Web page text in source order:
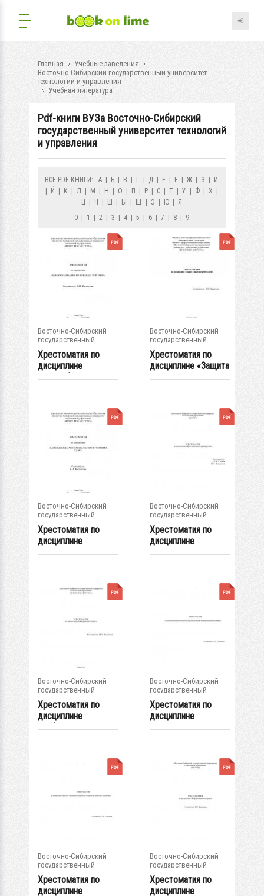
Главная
Учебные заведения
Восточно-Сибирский государственный университет
технологий и управления
Учебная литература
Pdf-книги ВУЗа Восточно-Сибирский
государственный университет технологий
и управления
ВСЕ PDF-КНИГИ: А Б В Г Д Е Ё Ж З
И
Й К Л М Н О П Р С Т У Ф Х
Ц
Ч Ш Ы Щ Э Ю
Я
0
1 2 3 4 5 6 7 8 9
Восточно-Сибирский
государственный
университет...
Хрестоматия по
дисциплине
"Ценообразование
Восточно-Сибирский
государственный
университет...
Хрестоматия по
дисциплине «Защита
прав...
Восточно-Сибирский
государственный
университет...
Хрестоматия по
дисциплине
"Таможенное...
Восточно-Сибирский
государственный
университет...
Хрестоматия по
дисциплине
"Исполнительное...
Восточно-Сибирский
государственный
университет...
Хрестоматия по
дисциплине
"Арбитражный
Восточно-Сибирский
государственный
университет...
Хрестоматия по
дисциплине
«Ответственность
Восточно-Сибирский
государственный
университет...
Хрестоматия по
дисциплине
Восточно-Сибирский
государственный
университет...
Хрестоматия по
дисциплине